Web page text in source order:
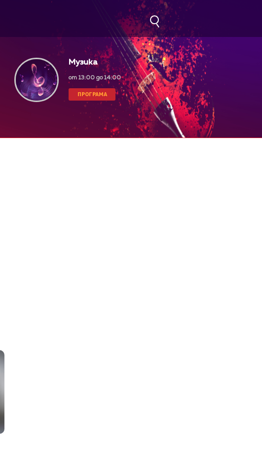
Музика
от 13:00 до 14:00
ПРОГРАМА